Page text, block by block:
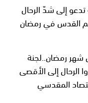
تدعو إلى شدّ الرحال
القدس في رمضان
شهر رمضان..لجنة
الرحال إلى الأقصى
المقدسي